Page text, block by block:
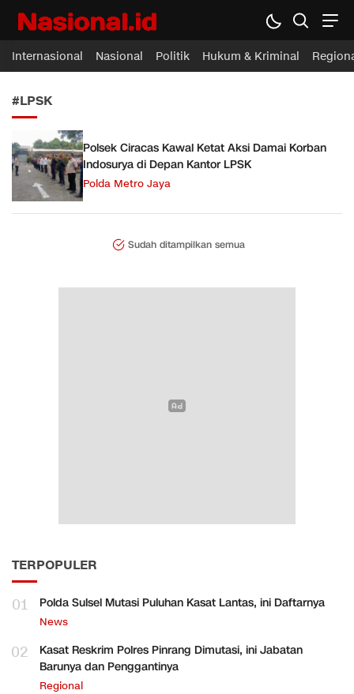
Nasional.id
Membawa Inspirasi Untuk Indonesia
Internasional Nasional Politik Hukum & Kriminal
#LPSK
Polsek Ciracas Kawal Ketat Aksi Damai Korban
Indosurya di Depan Kantor LPSK
Polda Metro Jaya
Sudah ditampilkan semua
TERPOPULER
01 Polda Sulsel Mutasi Puluhan Kasat Lantas, ini Daftarnya
News
02
Kasat Reskrim Polres Pinrang Dimutasi, ini Jabatan
Barunya dan Penggantinya
Regional